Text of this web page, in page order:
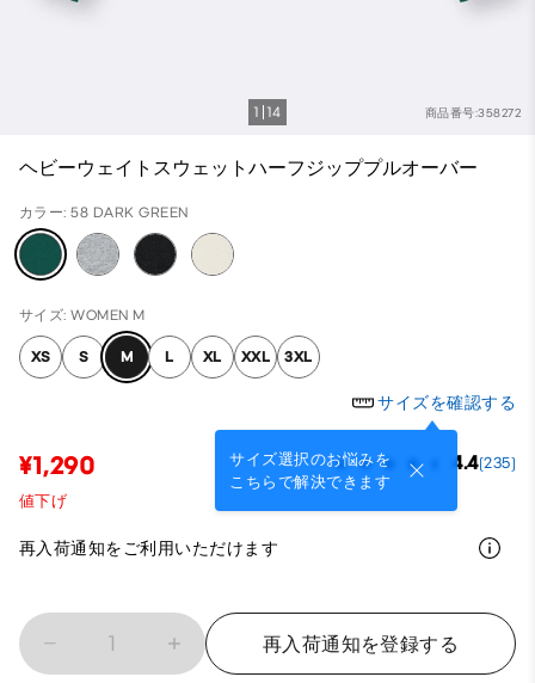
商品番号:358272
1 14
ヘビーウェイトスウェットハーフジッププルオーバー
カラー: 58 DARK GREEN
サイズ: WOMEN M
XS S M L XL XXL 3XL
サイズを確認する
サイズ選択のお悩みを
こちらで解決できます
¥1,290 4.4(235)
値下げ
再入荷通知をご利用いただけます
1 再入荷通知を登録する